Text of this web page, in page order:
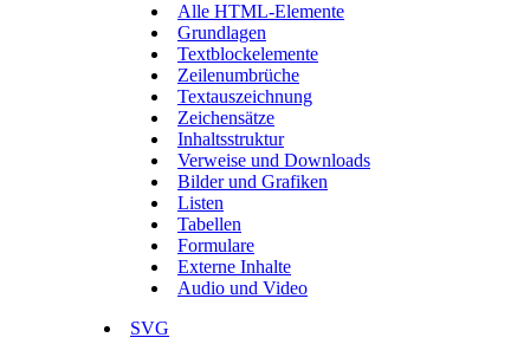
Alle HTML-Elemente
Grundlagen
Textblockelemente
Zeilenumbrüche
Textauszeichnung
Zeichensätze
Inhaltsstruktur
Verweise und Downloads
Bilder und Grafiken
Listen
Tabellen
Formulare
Externe Inhalte
Audio und Video
SVG